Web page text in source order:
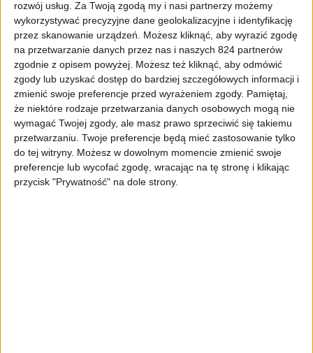
rozwój usług. Za Twoją zgodą my i nasi partnerzy możemy
wykorzystywać precyzyjne dane geolokalizacyjne i identyfikację
przez skanowanie urządzeń. Możesz kliknąć, aby wyrazić zgodę
na przetwarzanie danych przez nas i naszych 824 partnerów
zgodnie z opisem powyżej. Możesz też kliknąć, aby odmówić
zgody lub uzyskać dostęp do bardziej szczegółowych informacji i
zmienić swoje preferencje przed wyrażeniem zgody. Pamiętaj,
że niektóre rodzaje przetwarzania danych osobowych mogą nie
wymagać Twojej zgody, ale masz prawo sprzeciwić się takiemu
przetwarzaniu. Twoje preferencje będą mieć zastosowanie tylko
do tej witryny. Możesz w dowolnym momencie zmienić swoje
preferencje lub wycofać zgodę, wracając na tę stronę i klikając
przycisk "Prywatność" na dole strony.
to jeszcze niczym pewnym. Tym razem mowa o opasce
Xiaomi Black Plus NFC, która ma być czymś na wzór
ulepszonego smartbanda Mi Band 3. Nie do końca jednak
rozumiem, czemu Xiaomi chce odejść od znanej już
nazwy, ale tę firmę czasem ciężko zrozumieć. Podobnie
jak to, że uzależnia ona powstanie opaski od sukcesu
zbiórki na platformie crowdfundingowej. Jest to dziwne,
ponieważ Xiaomi ma wystarczająco dużo funduszy, by
poradzić sobie finansowo z tym przedsięwzięciem bez
jakiejkolwiek pomocy z zewnątrz dla swojego
podwykonawcy.